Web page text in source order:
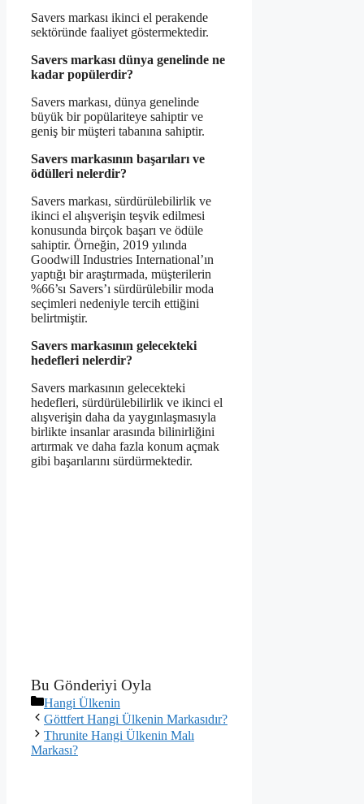
Savers markası ikinci el perakende
sektöründe faaliyet göstermektedir.
Savers markası dünya genelinde ne
kadar popülerdir?
Savers markası, dünya genelinde
büyük bir popülariteye sahiptir ve
geniş bir müşteri tabanına sahiptir.
Savers markasının başarıları ve
ödülleri nelerdir?
Savers markası, sürdürülebilirlik ve
ikinci el alışverişin teşvik edilmesi
konusunda birçok başarı ve ödüle
sahiptir. Örneğin, 2019 yılında
Goodwill Industries International’ın
yaptığı bir araştırmada, müşterilerin
%66’sı Savers’ı sürdürülebilir moda
seçimleri nedeniyle tercih ettiğini
belirtmiştir.
Savers markasının gelecekteki
hedefleri nelerdir?
Savers markasının gelecekteki
hedefleri, sürdürülebilirlik ve ikinci el
alışverişin daha da yaygınlaşmasıyla
birlikte insanlar arasında bilinirliğini
artırmak ve daha fazla konum açmak
gibi başarılarını sürdürmektedir.
Bu Gönderiyi Oyla
Kategoriler
Hangi Ülkenin
Göttfert Hangi Ülkenin Markasıdır?
Thrunite Hangi Ülkenin Malı
Markası?